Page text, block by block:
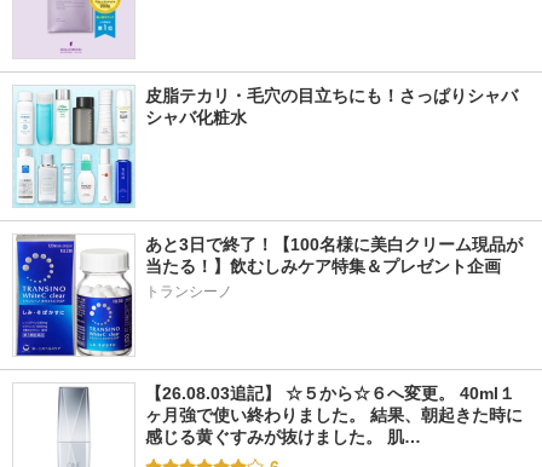
皮脂テカリ・毛穴の目立ちにも！さっぱりシャバ
シャバ化粧水
あと3日で終了！【100名様に美白クリーム現品が
当たる！】飲むしみケア特集＆プレゼント企画
トランシーノ
【26.08.03追記】 ☆５から☆６へ変更。 40ml１
ヶ月強で使い終わりました。 結果、朝起きた時に
感じる黄ぐすみが抜けました。 肌…